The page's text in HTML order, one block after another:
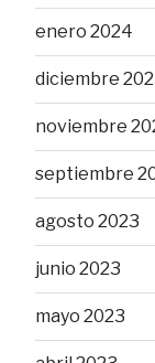
enero 2024
diciembre
noviembre
septiembre
agosto 2023
junio 2023
mayo 2023